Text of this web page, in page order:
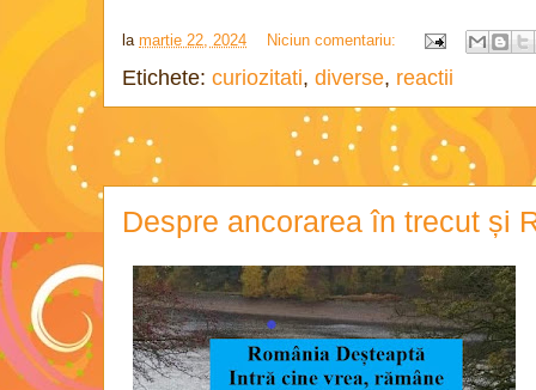
la martie 22, 2024 Niciun comentariu:
Etichete: curiozitati, diverse, reactii
Despre ancorarea în trecut și